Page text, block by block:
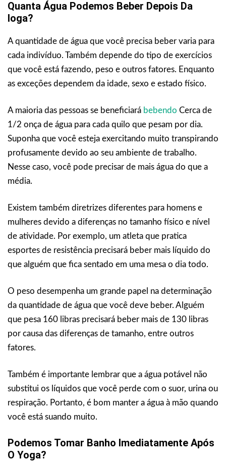
Quanta Água Podemos Beber Depois Da
Ioga?
A quantidade de água que você precisa beber varia para
cada indivíduo. Também depende do tipo de exercícios
que você está fazendo, peso e outros fatores. Enquanto
as exceções dependem da idade, sexo e estado físico.
A maioria das pessoas se beneficiará bebendo Cerca de
1/2 onça de água para cada quilo que pesam por dia.
Suponha que você esteja exercitando muito transpirando
profusamente devido ao seu ambiente de trabalho.
Nesse caso, você pode precisar de mais água do que a
média.
Existem também diretrizes diferentes para homens e
mulheres devido a diferenças no tamanho físico e nível
de atividade. Por exemplo, um atleta que pratica
esportes de resistência precisará beber mais líquido do
que alguém que fica sentado em uma mesa o dia todo.
O peso desempenha um grande papel na determinação
da quantidade de água que você deve beber. Alguém
que pesa 160 libras precisará beber mais de 130 libras
por causa das diferenças de tamanho, entre outros
fatores.
Também é importante lembrar que a água potável não
substitui os líquidos que você perde com o suor, urina ou
respiração. Portanto, é bom manter a água à mão quando
você está suando muito.
Podemos Tomar Banho Imediatamente Após
O Yoga?